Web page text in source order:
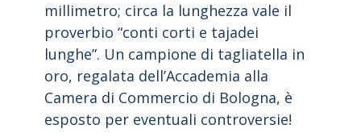
millimetro; circa la lunghezza vale il
proverbio “conti corti e tajadei
lunghe”. Un campione di tagliatella in
oro, regalata dell’Accademia alla
Camera di Commercio di Bologna, è
esposto per eventuali controversie!